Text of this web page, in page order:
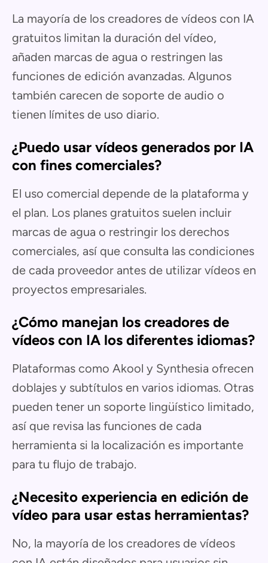
La mayoría de los creadores de vídeos con IA
gratuitos limitan la duración del vídeo,
añaden marcas de agua o restringen las
funciones de edición avanzadas. Algunos
también carecen de soporte de audio o
tienen límites de uso diario.
¿Puedo usar vídeos generados por IA
con fines comerciales?
El uso comercial depende de la plataforma y
el plan. Los planes gratuitos suelen incluir
marcas de agua o restringir los derechos
comerciales, así que consulta las condiciones
de cada proveedor antes de utilizar vídeos en
proyectos empresariales.
¿Cómo manejan los creadores de
vídeos con IA los diferentes idiomas?
Plataformas como Akool y Synthesia ofrecen
doblajes y subtítulos en varios idiomas. Otras
pueden tener un soporte lingüístico limitado,
así que revisa las funciones de cada
herramienta si la localización es importante
para tu flujo de trabajo.
¿Necesito experiencia en edición de
vídeo para usar estas herramientas?
No, la mayoría de los creadores de vídeos